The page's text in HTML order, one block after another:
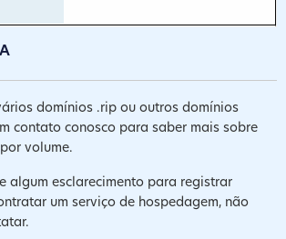
domínios .rip ou outros domínios
contato conosco para saber mais sobre
volume.
algum esclarecimento para registrar
um serviço de hospedagem, não